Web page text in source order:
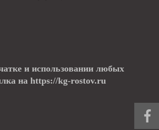
и использовании любых
на https://kg-rostov.ru